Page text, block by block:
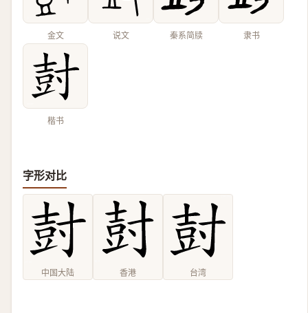
金文 说文 秦系简牍 隶书
楷书
字形对比
中国大陆 香港 台湾